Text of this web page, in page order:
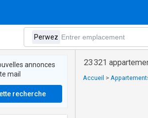
23 321
Accueil >
annonces
mail
recherche